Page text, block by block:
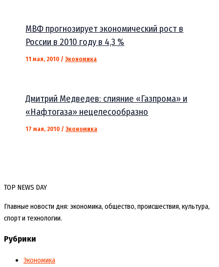
МВФ прогнозирует экономический рост в
России в 2010 году в 4,3 %
11 мая, 2010 /Экономика
Дмитрий Медведев: слияние «Газпрома» и
«Нафтогаза» нецелесообразно
17 мая, 2010 /Экономика
TOP NEWS DAY
Главные новости дня: экономика, общество, происшествия, культура,
спорт и технологии.
Рубрики
Экономика